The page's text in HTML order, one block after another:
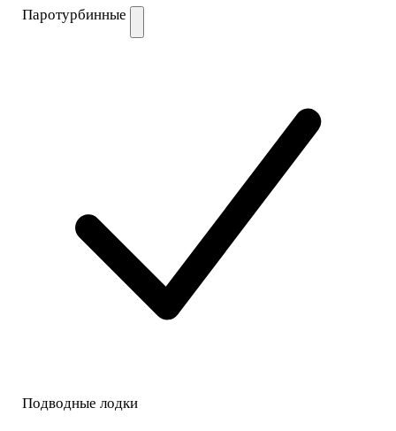
Паротурбинные
Подводные лодки